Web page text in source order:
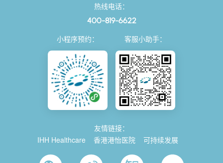
热线电话：
400-819-6622
小程序预约： 客服小助手：
友情链接：
IHH Healthcare
香港港怡医院 可持续发展